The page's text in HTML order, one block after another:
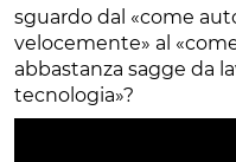
sguardo dal «come
velocemente» al
abbastanza sagge da
tecnologia»?